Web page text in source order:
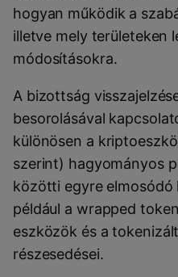
hogyan működik a
illetve mely területeken
módosításokra.
A bizottság
besorolásával
különösen a
szerint) hagyományos
közötti egyre
például a wrapped
eszközök és a
részesedései.